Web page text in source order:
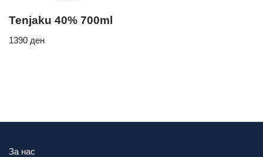
Tenjaku 40% 700ml
1390 ден
За нас